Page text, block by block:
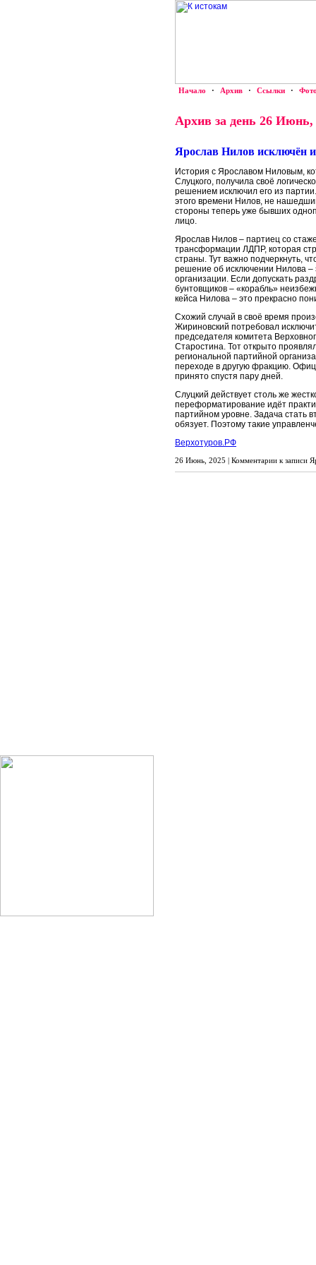
Начало · Архив · Ссылки ·
Архив за день 26 Июнь,
Ярослав Нилов исключён
История с Ярославом Ниловым,
Слуцкого, получила своё
решением исключил его из
этого времени Нилов, не
стороны теперь уже бывших
лицо.
Ярослав Нилов – партиец со
трансформации ЛДПР, которая
страны. Тут важно подчеркнуть,
решение об исключении Нилова –
организации. Если допускать
бунтовщиков – «корабль»
кейса Нилова – это прекрасно
Схожий случай в своё время
Жириновский потребовал
председателя комитета
Старостина. Тот открыто
региональной партийной
переходе в другую фракцию.
принято спустя пару дней.
Слуцкий действует столь же
переформатирование идёт
партийном уровне. Задача стать
обязует. Поэтому такие
Верхотуров.РФ
26 Июнь, 2025 | Комментарии к записи